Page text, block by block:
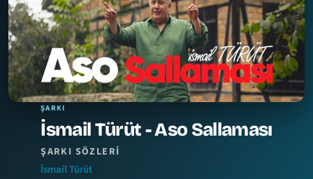
ŞARKI
İsmail Türüt - Aso Sallaması
ŞARKI SÖZLERI
İsmail Türüt